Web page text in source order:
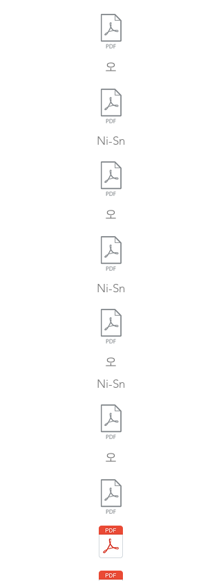
오
Ni-Sn
오
Ni-Sn
오
Ni-Sn
오